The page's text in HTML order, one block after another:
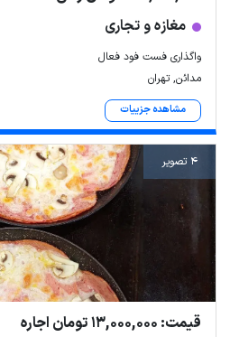
مغازه و تجاری
واگذاری فست فود فعال
مدائن, تهران
مشاهده جزییات
4 تصویر
قیمت: 13,000,000 تومان اجاره